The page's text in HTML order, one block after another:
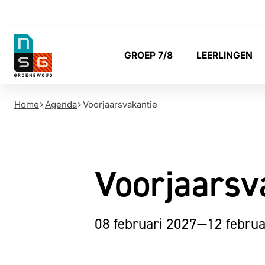
NSG
Groenewoud
GROEP 7/8 LEERLINGEN
Home Agenda Voorjaarsvakantie
08 februari 2027—12